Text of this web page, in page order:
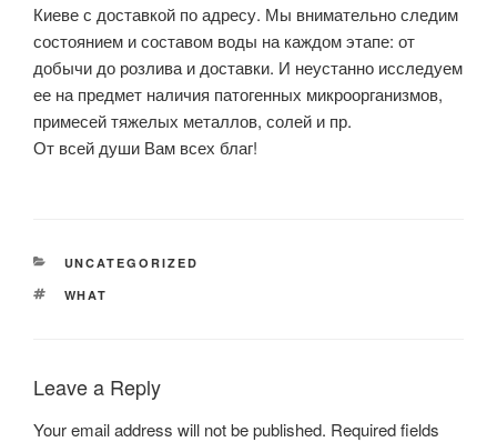
Киеве с доставкой по адресу. Мы внимательно следим
состоянием и составом воды на каждом этапе: от
добычи до розлива и доставки. И неустанно исследуем
ее на предмет наличия патогенных микроорганизмов,
примесей тяжелых металлов, солей и пр.
От всей души Вам всех благ!
CATEGORIES
UNCATEGORIZED
TAGS
WHAT
Leave a Reply
Your email address will not be published. Required fields